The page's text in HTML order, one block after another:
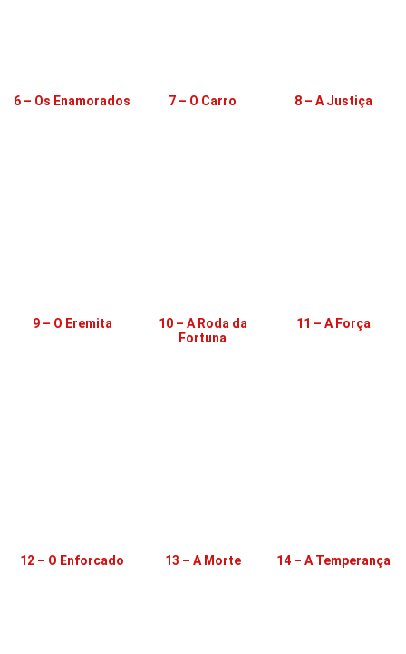
6 – Os Enamorados 7 – O Carro 8 – A Justiça
9 – O Eremita
10 – A Roda da
Fortuna
11 – A Força
12 – O Enforcado 13 – A Morte 14 – A Temperança